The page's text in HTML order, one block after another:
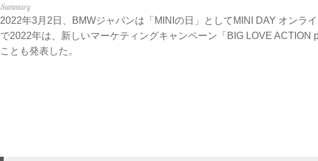
2022年3月2日、BMWジャパンは「MINIの日」としてMINI DAY オンラ
で2022年は、新しいマーケティングキャンペーン「BIG LOVE ACTION
ことも発表した。